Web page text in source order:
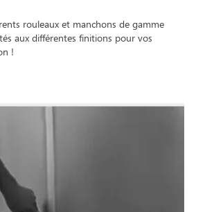
rouleaux et manchons de gamme
aux différentes finitions pour vos
!